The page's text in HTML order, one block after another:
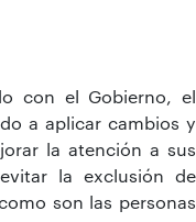
con el Gobierno, el
a aplicar cambios y
la atención a sus
la exclusión de
son las personas